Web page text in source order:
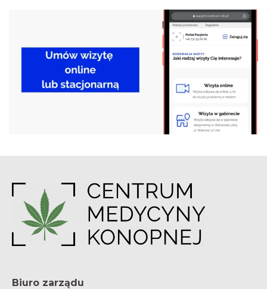
Biuro zarządu